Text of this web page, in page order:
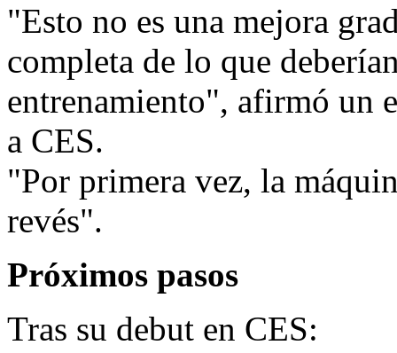
"Esto no es una mejora
completa de lo que
entrenamiento", afirmó un
a CES.
"Por primera vez, la
revés".
Próximos pasos
Tras su debut en CES: